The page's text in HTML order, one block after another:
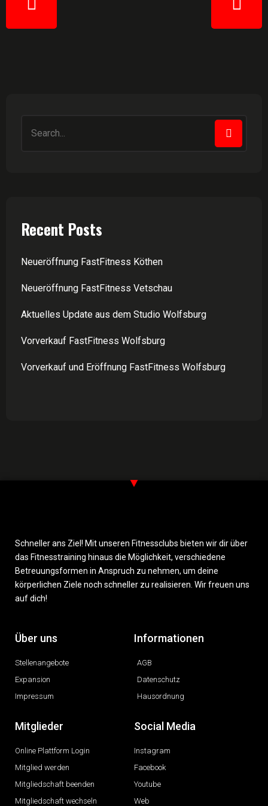
Recent Posts
Neueröffnung FastFitness Köthen
Neueröffnung FastFitness Vetschau
Aktuelles Update aus dem Studio Wolfsburg
Vorverkauf FastFitness Wolfsburg
Vorverkauf und Eröffnung FastFitness Wolfsburg
Schneller ans Ziel! Mit unseren Fitnessclubs bieten wir dir über
das Fitnesstraining hinaus die Möglichkeit, verschiedene
Betreuungsformen in Anspruch zu nehmen, um deine
körperlichen Ziele noch schneller zu realisieren. Wir freuen uns
auf dich!
Über uns
Stellenangebote
Expansion
Impressum
Informationen
AGB
Datenschutz
Hausordnung
Mitglieder
Online Plattform Login
Mitglied werden
Mitgliedschaft beenden
Mitgliedschaft wechseln
Social Media
Instagram
Facebook
Youtube
Web